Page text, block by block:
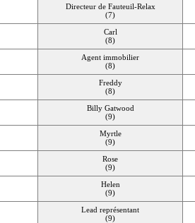
Directeur de Fauteuil-Relax
(7)
Carl
(8)
Agent immobilier
(8)
Freddy
(8)
Billy Gatwood
(9)
Myrtle
(9)
Rose
(9)
Helen
(9)
Lead représentant
(9)